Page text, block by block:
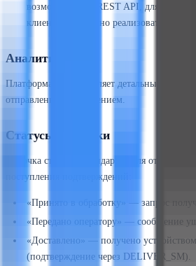
возможна через REST API, для чего на
клиента достаточно реализовать
Аналитика
Платформа предоставляет детальные
отправленным сообщением.
Статусы доставки
Цепочка статусов стандартна для отрасли и
поступления подтверждений:
«Принято в обработку» — запрос
«Передано оператору» — сообщение
«Доставлено» — получено
(подтверждение через DELIVER_SM).